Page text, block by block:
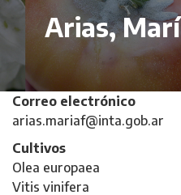
Arias,
Correo electrónico
arias.mariaf@inta.gob.ar
Cultivos
Olea europaea
Vitis vinifera